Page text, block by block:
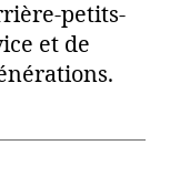
petits-
et de